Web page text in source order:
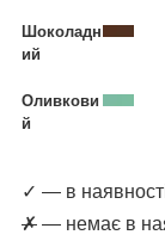
Шоколадн
ий
Оливкови
й
✓ — в
✗ — немає в